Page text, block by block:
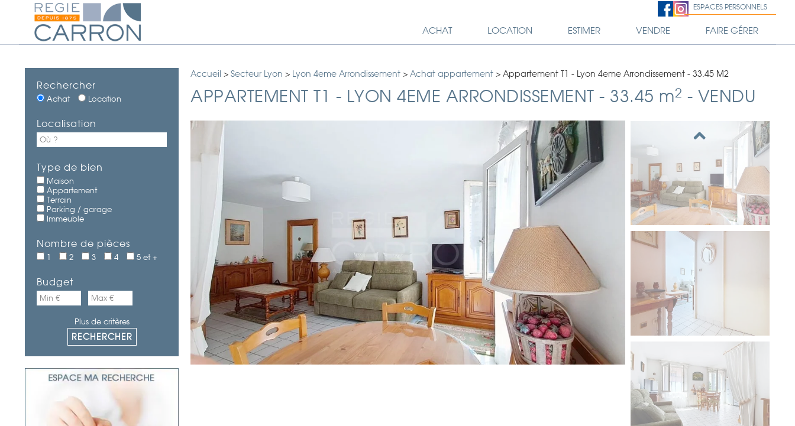
ESPACES PERSONNELS
ACHAT LOCATION ESTIMER VENDRE FAIRE GÉRER
Rechercher
Achat Location
Localisation
Type de bien
Maison
Appartement
Terrain
Parking / garage
Immeuble
Nombre de pièces
1 2 3 4 5 et +
Budget
Plus de critères
Accueil > Secteur Lyon > Lyon 4eme Arrondissement > Achat appartement > Appartement T1 - Lyon 4eme Arrondissement - 33.45 M2
APPARTEMENT T1 - LYON 4EME ARRONDISSEMENT - 33.45 m2 - VENDU